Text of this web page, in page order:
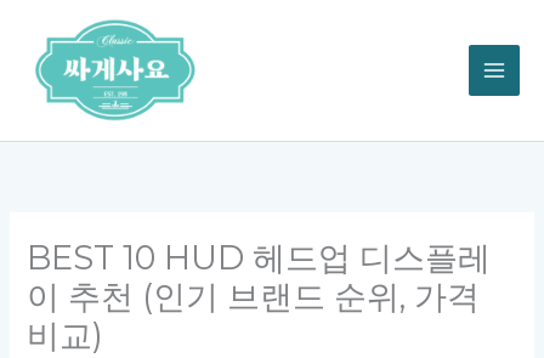
너
BEST 10 HUD 헤드업 디스플레
이 추천 (인기 브랜드 순위, 가격
비교)